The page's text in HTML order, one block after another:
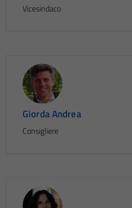
Vicesindaco
Giorda Andrea
Consigliere